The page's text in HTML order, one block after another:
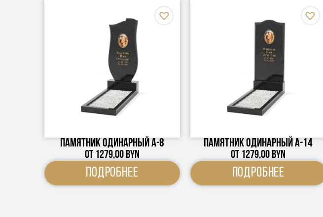
Памятник одинарный А-8
От 1279,00 BYN
Подробнее
Памятник одинарный А-14
От 1279,00 BYN
Подробнее